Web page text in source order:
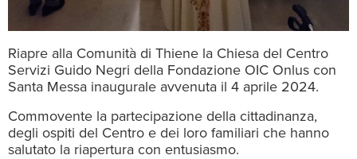
Riapre alla Comunità di Thiene la Chiesa del Centro
Servizi Guido Negri della Fondazione OIC Onlus con
Santa Messa inaugurale avvenuta il 4 aprile 2024.
Commovente la partecipazione della cittadinanza,
degli ospiti del Centro e dei loro familiari che hanno
salutato la riapertura con entusiasmo.